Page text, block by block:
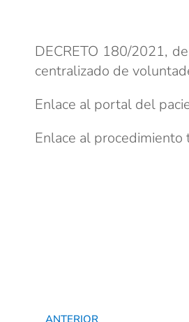
DECRETO 180/2021,
centralizado de
Enlace al portal del
Enlace al procedimiento
ANTERIOR